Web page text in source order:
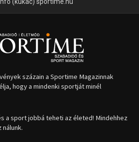
százain a Sportime Magazinnak
hogy a mindenki sportját minél
a sport jobbá teheti az életed! Mindehhez